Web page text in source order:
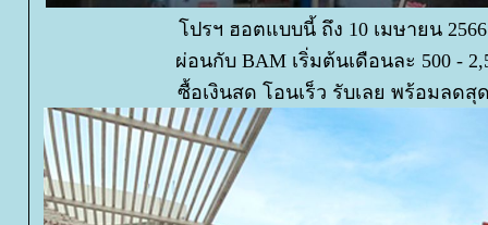
ปรฯ ฮอตแบบนี้ ถึง 10 เมษายน
ผ่อนกับ BAM เริ่มต้นเดือนละ 500 -
ซื้อเงินสด โอนเร็ว รับเลย พร้อมลดสุ